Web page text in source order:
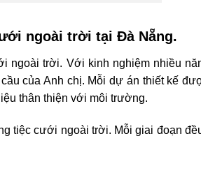
ngoài trời tại Đà Nẵng.
ngoài trời. Với kinh nghiệm nhiều
của Anh chị. Mỗi dự án thiết kế
thân thiện với môi trường.
tiệc cưới ngoài trời. Mỗi giai đoạn